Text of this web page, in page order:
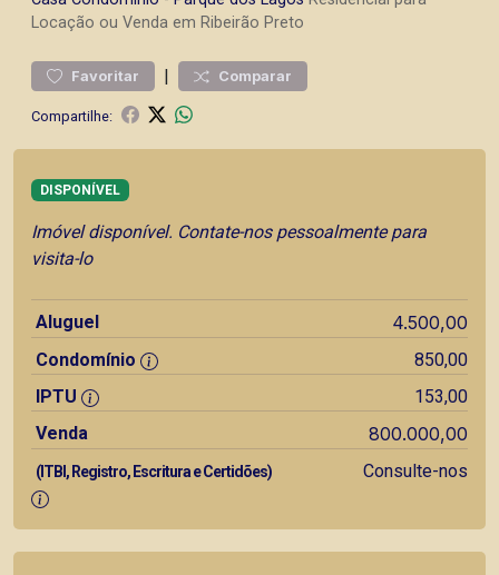
Locação ou Venda em Ribeirão Preto
Favoritar | Comparar
Compartilhe:
DISPONÍVEL
Imóvel disponível. Contate-nos pessoalmente para
visita-lo
Aluguel 4.500,00
Condomínio
850,00
IPTU
153,00
Venda
800.000,00
(ITBI, Registro, Escritura e Certidões) Consulte-nos